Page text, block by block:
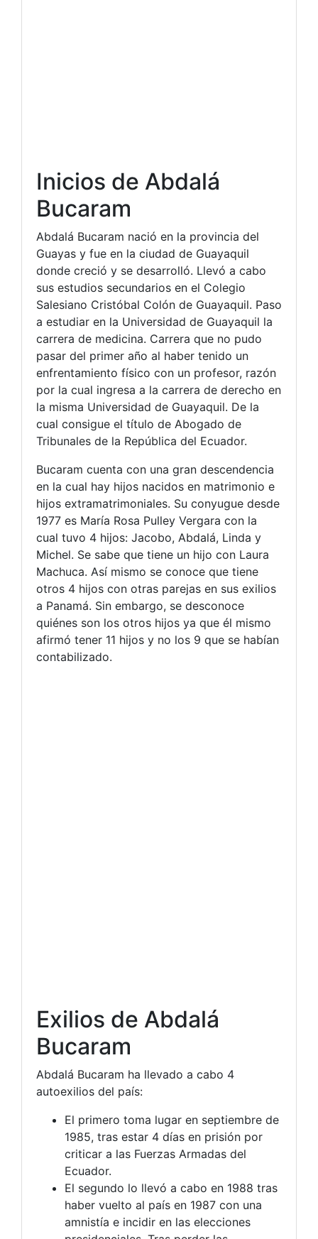
Inicios de Abdalá
Bucaram
Abdalá Bucaram nació en la provincia del
Guayas y fue en la ciudad de Guayaquil
donde creció y se desarrolló. Llevó a cabo
sus estudios secundarios en el Colegio
Salesiano Cristóbal Colón de Guayaquil. Paso
a estudiar en la Universidad de Guayaquil la
carrera de medicina. Carrera que no pudo
pasar del primer año al haber tenido un
enfrentamiento físico con un profesor, razón
por la cual ingresa a la carrera de derecho en
la misma Universidad de Guayaquil. De la
cual consigue el título de Abogado de
Tribunales de la República del Ecuador.
Bucaram cuenta con una gran descendencia
en la cual hay hijos nacidos en matrimonio e
hijos extramatrimoniales. Su conyugue desde
1977 es María Rosa Pulley Vergara con la
cual tuvo 4 hijos: Jacobo, Abdalá, Linda y
Michel. Se sabe que tiene un hijo con Laura
Machuca. Así mismo se conoce que tiene
otros 4 hijos con otras parejas en sus exilios
a Panamá. Sin embargo, se desconoce
quiénes son los otros hijos ya que él mismo
afirmó tener 11 hijos y no los 9 que se habían
contabilizado.
Exilios de Abdalá
Bucaram
Abdalá Bucaram ha llevado a cabo 4
autoexilios del país:
El primero toma lugar en septiembre de
1985, tras estar 4 días en prisión por
criticar a las Fuerzas Armadas del
Ecuador.
El segundo lo llevó a cabo en 1988 tras
haber vuelto al país en 1987 con una
amnistía e incidir en las elecciones